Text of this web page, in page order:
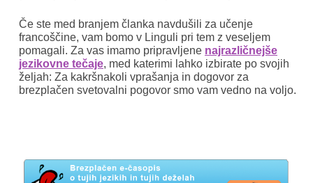
Če ste med branjem članka navdušili za učenje
francoščine, vam bomo v Linguli pri tem z veseljem
pomagali. Za vas imamo pripravljene najrazličnejše
jezikovne tečaje, med katerimi lahko izbirate po svojih
željah: Za kakršnakoli vprašanja in dogovor za
brezplačen svetovalni pogovor smo vam vedno na voljo.